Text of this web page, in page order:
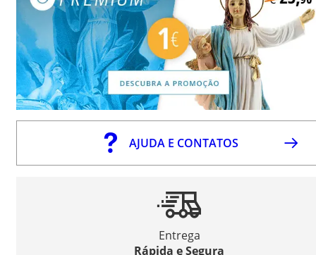
AJUDA E CONTATOS
Entrega
Rápida e Segura